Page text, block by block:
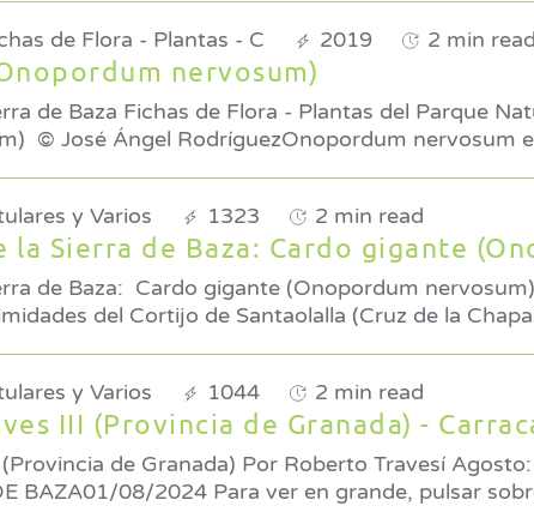
de Flora - Plantas - C 2019 2 min read
nervosum)
de Baza Fichas de Flora - Plantas del Parque
(Onopordum nervosum) © José Ángel RodríguezOnopordum
y Varios 1323 2 min read
la Sierra de Baza: Cardo gigante
Cardo gigante (Onopordum nervosum) © José Ángel RodríguezOnopordum
del Cortijo de Santaolalla (Cruz de la
y Varios 1044 2 min read
III (Provincia de Granada) -
Travesí Agosto: Carraca (Coracias garrulus)
BAZA01/08/2024 Para ver en grande, pulsar